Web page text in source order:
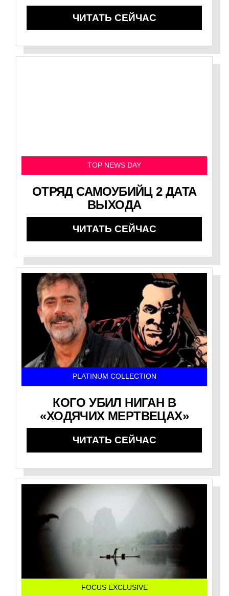
ЧИТАТЬ СЕЙЧАС
TOP NEWS DAY
ОТРЯД САМОУБИЙЦ 2 ДАТА
ВЫХОДА
ЧИТАТЬ СЕЙЧАС
PLATINUM COLLECTION
КОГО УБИЛ НИГАН В
«ХОДЯЧИХ МЕРТВЕЦАХ»
ЧИТАТЬ СЕЙЧАС
FOCUS EXCLUSIVE